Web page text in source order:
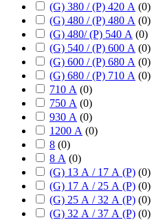
(G) 380 / (P) 420 А (0)
(G) 480 / (P) 480 А (0)
(G) 480/ (P) 540 А (0)
(G) 540 / (P) 600 А (0)
(G) 600 / (P) 680 А (0)
(G) 680 / (P) 710 А (0)
710 А (0)
750 А (0)
930 А (0)
1200 А (0)
8 (0)
8 А (0)
(G) 13 А / 17 А (P) (0)
(G) 17 А / 25 А (P) (0)
(G) 25 А / 32 А (P) (0)
(G) 32 А / 37 А (P) (0)